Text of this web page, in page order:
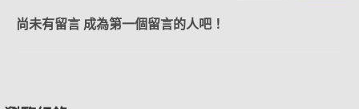
尚未有留言 成為第一個留言的人吧！